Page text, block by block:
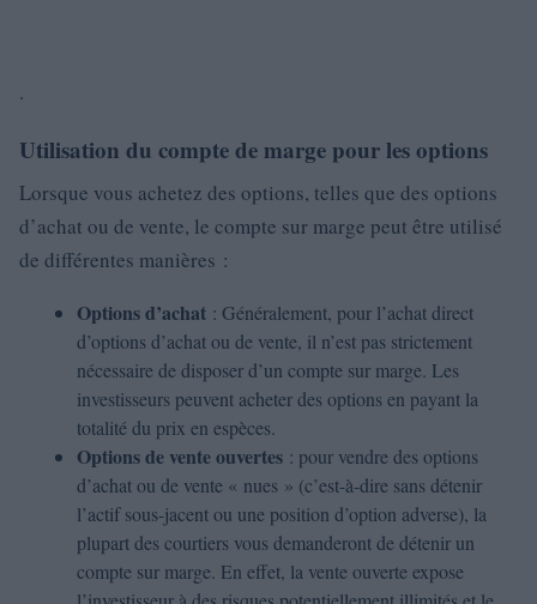
.
Utilisation du compte de marge pour les options
Lorsque vous achetez des options, telles que des options
d’achat ou de vente, le compte sur marge peut être utilisé
de différentes manières :
Options d’achat : Généralement, pour l’achat direct
d’options d’achat ou de vente, il n’est pas strictement
nécessaire de disposer d’un compte sur marge. Les
investisseurs peuvent acheter des options en payant la
totalité du prix en espèces.
Options de vente ouvertes : pour vendre des options
d’achat ou de vente « nues » (c’est-à-dire sans détenir
l’actif sous-jacent ou une position d’option adverse), la
plupart des courtiers vous demanderont de détenir un
compte sur marge. En effet, la vente ouverte expose